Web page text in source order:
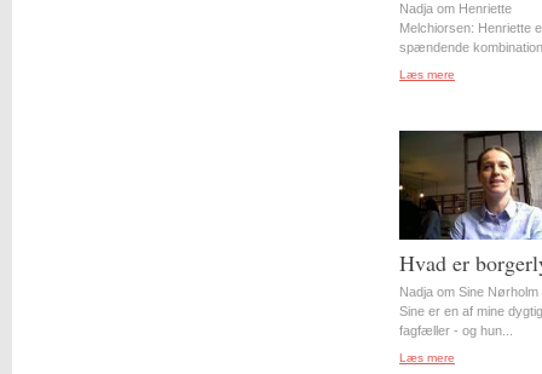
Nadja om Henriette
Melchiorsen: Henriette
spændende
Læs mere
Hvad er
Nadja om Sine
Sine er en af mine
fagfæller - og hun...
Læs mere